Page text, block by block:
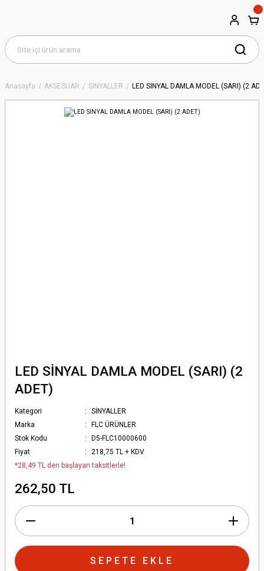
Anasayfa AKSESUAR SİNYALLER LED SİNYAL DAMLA MODEL (SARI) (2
LED SİNYAL DAMLA MODEL (SARI) (2
ADET)
Kategori
SİNYALLER
Marka
FLC ÜRÜNLER
Stok Kodu
D5-FLC10000600
Fiyat
218,75 TL + KDV
*28,49 TL den başlayan taksitlerle!
262,50 TL
SEPETE EKLE